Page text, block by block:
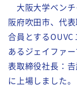
大阪大学ベン
阪府吹田市、代
合員とする
あるジェイファ
表取締役社長：
に上場しました。